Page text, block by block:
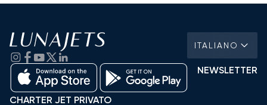
ITALIANO
NEWSLETTER
CHARTER JET PRIVATO